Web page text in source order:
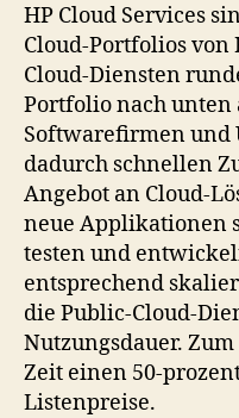
HP Cloud Services
Cloud-Portfolios von
Cloud-Diensten
Portfolio nach unten
Softwarefirmen und
dadurch schnellen
Angebot an Cloud-
neue Applikationen
testen und
entsprechend
die Public-Cloud-
Nutzungsdauer.
Zeit einen 50-
Listenpreise.